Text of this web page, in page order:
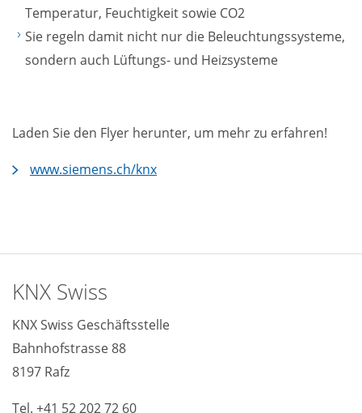
Temperatur, Feuchtigkeit sowie CO2
Sie regeln damit nicht nur die Beleuchtungssysteme,
sondern auch Lüftungs- und Heizsysteme
Laden Sie den Flyer herunter, um mehr zu erfahren!
www.siemens.ch/knx
KNX Swiss
KNX Swiss Geschäftsstelle
Bahnhofstrasse 88
8197 Rafz
Tel. +41 52 202 72 60